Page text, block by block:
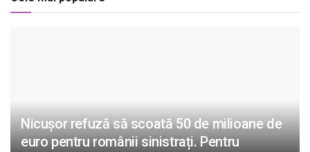
Nicușor refuză să scoată 50 de milioane de
euro pentru românii sinistrați. Pentru